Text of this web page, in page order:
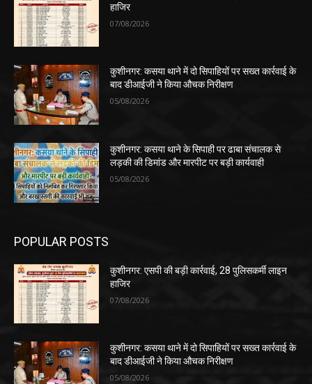
हाजिर
07/08/2026
कुशीनगर: कसया थाने में दो सिपाहियों पर सख्त कार्रवाई के
बाद डीआईजी ने किया औचक निरीक्षण
05/08/2026
कुशीनगर: कसया थाने के सिपाही पर ढाबा संचालक से
लड़की की डिमांड और मारपीट पर बड़ी कार्यवाही
05/08/2026
POPULAR POSTS
कुशीनगर: एसपी की बड़ी कार्रवाई, 28 पुलिसकर्मी लाइन
हाजिर
07/08/2026
कुशीनगर: कसया थाने में दो सिपाहियों पर सख्त कार्रवाई के
बाद डीआईजी ने किया औचक निरीक्षण
05/08/2026